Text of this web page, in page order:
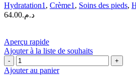
care
Gel
Lourdes
à
l’Essence
de
Hydratation1 , Crème1 , Soins des pieds,
د.م.64.00
Aperçu rapide
Ajouter à la liste de souhaits
quantité
de
Ajouter au panier